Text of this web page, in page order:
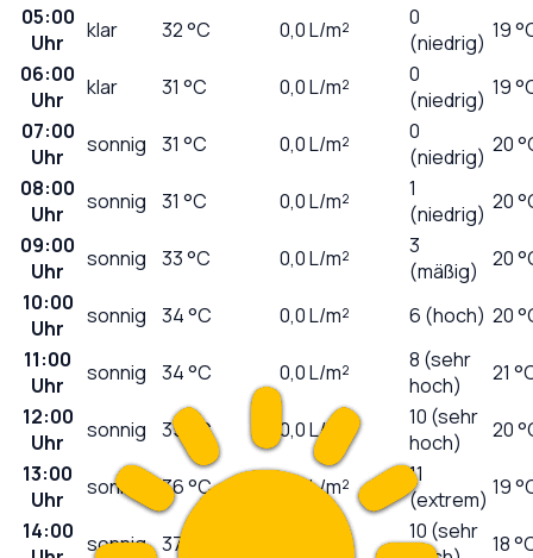
05:00
Uhr
klar 32°C 0,0L/m²
0
(niedrig) 19
06:00
Uhr
klar 31 °C 0,0L/m²
0
(niedrig) 19
07:00
Uhr
sonnig 31 °C 0,0L/m²
0
(niedrig) 20
08:00
Uhr
sonnig 31 °C 0,0L/m²
1
(niedrig) 20
09:00
Uhr
sonnig 33°C 0,0L/m²
3
(mäßig)
20
10:00
Uhr
sonnig 34°C 0,0L/m² 6 (hoch) 20
11:00
Uhr
sonnig 34°C 0,0L/m²
8 (sehr
hoch)
21
12:00
Uhr
sonnig 35 °C 0,0L/m²
10 (sehr
hoch)
20
13:00
Uhr
sonnig 36°C 0,0L/m²
11
(extrem) 19
14:00 sonnig 37
10 (sehr 18